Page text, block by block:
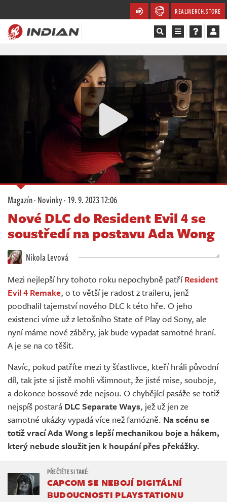
REALMERCH.STORE
Soutěže
Komunita
Redakce
Živě
Magazín·Novinky·19. 9. 2023 12:06
Nové DLC do Resident Evil 4 se
soustředí na postavu Ada Wong
Nikola Levová
Mezi nejlepší hry tohoto roku nepochybně patříResident
Evil 4 Remake, o to větší je radost z traileru, jenž
poodhalil tajemství nového DLC k této hře. O jeho
existenci víme už z letošního State of Play od Sony, ale
nyní máme nové záběry, jak bude vypadat samotné hraní.
A je se na co těšit.
Navíc, pokud patříte mezi ty šťastlivce, kteří hráli původní
díl, tak jste si jistě mohli všimnout, že jisté mise, souboje,
a dokonce bossové zde nejsou. O chybějící pasáže se totiž
nejspíš postará DLC Separate Ways, jež už jen ze
samotné ukázky vypadá více než famózně. Na scénu se
totiž vrací Ada Wong s lepší mechanikou boje a hákem,
který nebude sloužit jen k houpání přes překážky.
CAPCOM SE NEBOJÍ DIGITÁLNÍ
BUDOUCNOSTI PLAYSTATIONU